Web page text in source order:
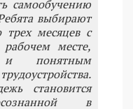
самообучению
выбирают
месяцев с
месте,
понятным
становится
в